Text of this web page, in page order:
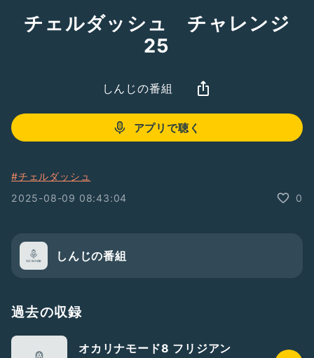
チェルダッシュ チャレンジ
25
しんじの番組
アプリで聴く
#チェルダッシュ
2025-08-09 08:43:04
0
しんじの番組
過去の収録
オカリナモード8 フリジアン